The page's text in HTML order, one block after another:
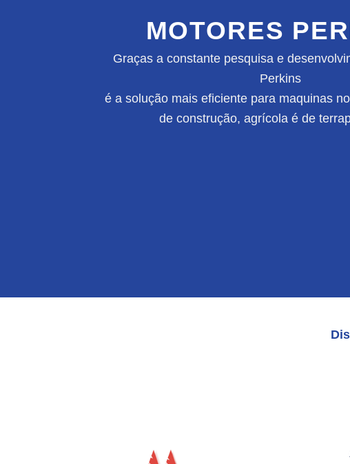
MOTORES
Graças a constante pesquisa e
Perkins
é a solução mais eficiente para maquinas
de construção, agrícola é de